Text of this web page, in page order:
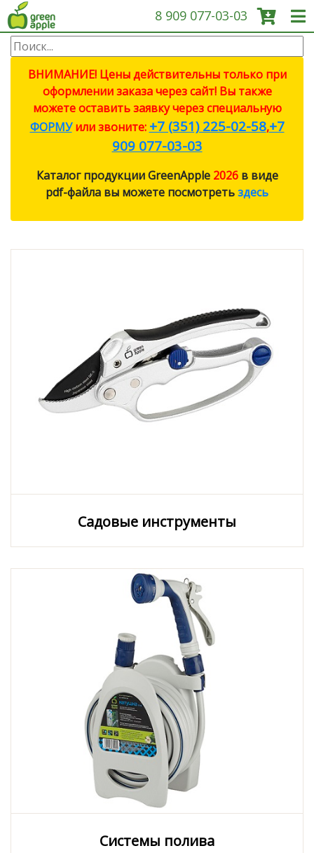
8 909 077-03-03
О КОМПАНИИ
ПРОДУКЦИЯ
НОВОСТИ
ОПЛАТА И ДОСТАВКА
ЗАДАТЬ ВОПРОС
ВНИМАНИЕ! Цены действительны только при
оформлении заказа через сайт! Вы также
можете оставить заявку через специальную
ФОРМУили звоните: +7 (351) 225-02-58,+7
909 077-03-03
Каталог продукции GreenApple 2026в виде
pdf-файла вы можете посмотретьздесь
Садовые инструменты
Системы полива